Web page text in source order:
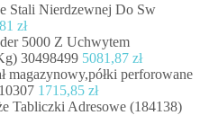
Stali Nierdzewnej Do Sw
zł
5000 Z Uchwytem
30498499 5081,87 zł
magazynowy,półki perforowane
1715,85 zł
Tabliczki Adresowe (184138)